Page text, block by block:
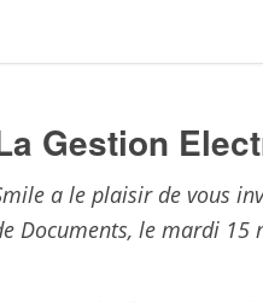
Gestion
a le plaisir de vous
Documents, le mardi 15